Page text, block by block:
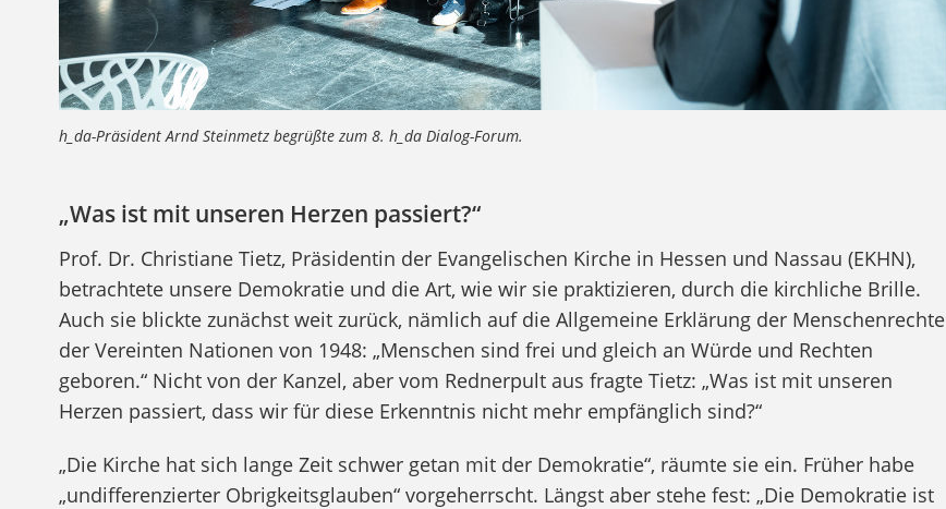
zum 8. h_da Dialog-Forum.
„Was ist mit unseren Herzen passiert?“
Prof. Dr. Christiane Tietz, Präsidentin der Evangelischen Kirche in Hessen und Nassau (EKHN),
betrachtete unsere Demokratie und die Art, wie wir sie praktizieren, durch die kirchliche Brille.
Auch sie blickte zunächst weit zurück, nämlich auf die Allgemeine Erklärung der Menschenrechte
der Vereinten Nationen von 1948: „Menschen sind frei und gleich an Würde und Rechten
geboren.“ Nicht von der Kanzel, aber vom Rednerpult aus fragte Tietz: „Was ist mit unseren
Herzen passiert, dass wir für diese Erkenntnis nicht mehr empfänglich sind?“
„Die Kirche hat sich lange Zeit schwer getan mit der Demokratie“, räumte sie ein. Früher habe
„undifferenzierter Obrigkeitsglauben“ vorgeherrscht. Längst aber stehe fest: „Die Demokratie ist